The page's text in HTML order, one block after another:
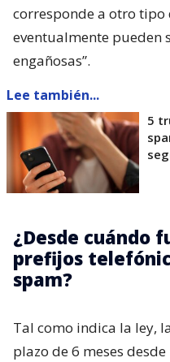
corresponde a otro
eventualmente pueden
engañosas”.
Lee también...
5
¿Desde cuándo
prefijos
spam?
Tal como indica la ley,
plazo de 6 meses